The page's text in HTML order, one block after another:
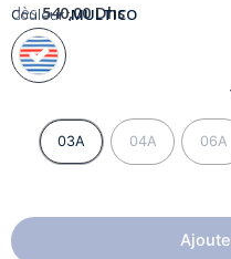
dès 540,00Dhs
Couleur :MULTICO
03A 04A 06A